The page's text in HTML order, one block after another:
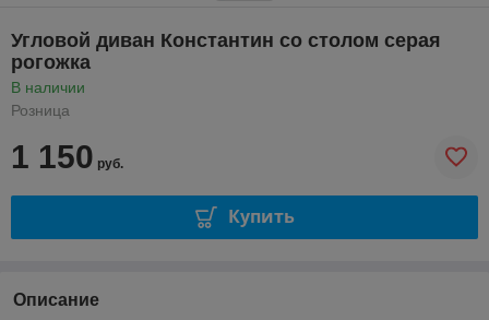
Угловой диван Константин со столом серая
рогожка
В наличии
Розница
1 150 руб.
Купить
Описание